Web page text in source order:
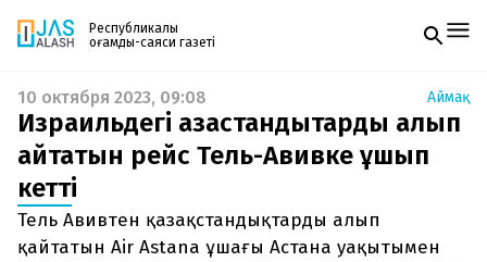
Республикалық
қоғамдық-саяси газеті
Жаңалықтар
Спорт
Live
Руханият
Аймақ
Архив
Заң және тәртіп
Газетке жазылу
PDF форматтағы газетті ай сайын электронды
поштаңызға алып отырыңыз. Жаңа нөмір
шыққан сәтте сізге бірден жіберіледі. Тек email
енгізіңіз, біз қалғанын өзіміз жібереміз.
10 октября 2023, 09:08 Аймақ
Израильдегі қазақстандықтарды алып
қайтатын рейс Тель-Авивке ұшып
кетті
Тель Авивтен қазақстандықтарды алып
қайтатын Air Astana ұшағы Астана уақытымен